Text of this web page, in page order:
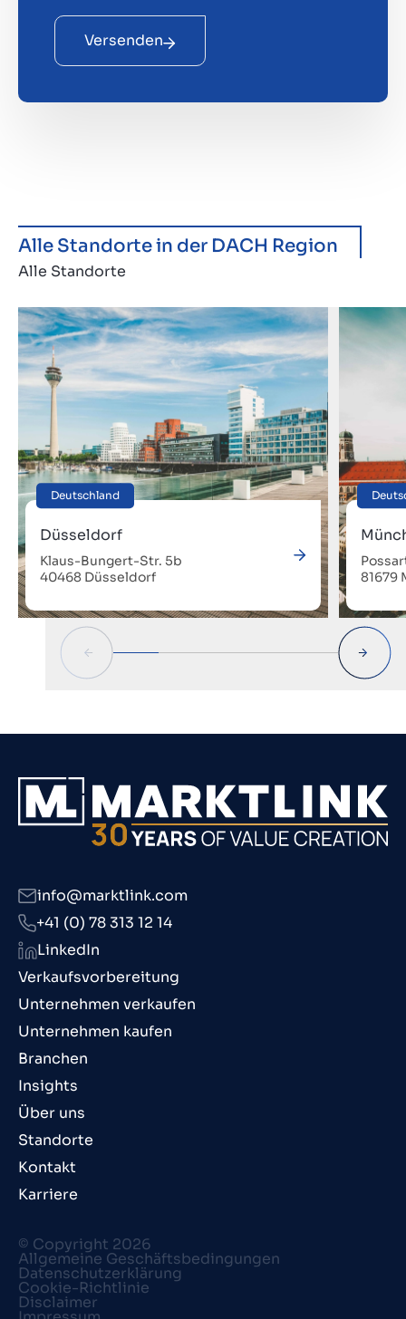
Versenden
Alle Standorte in der DACH Region
Alle Standorte
Deutschland
Düsseldorf
Klaus-Bungert-Str. 5b
40468 Düsseldorf
81679
Verkaufsvorbereitung
Unternehmen verkaufen
Unternehmen kaufen
Branchen
Insights
Über uns
Standorte
Kontakt
Karriere
info@marktlink.com
+41 (0) 78 313 12 14
LinkedIn
© Copyright 2026
Allgemeine Geschäftsbedingungen
Datenschutzerklärung
Cookie-Richtlinie
Disclaimer